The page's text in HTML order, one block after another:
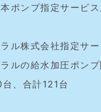
ポンプ指定サービ
ル株式会社指定サ
ルの給水加圧ポン
台、合計121台